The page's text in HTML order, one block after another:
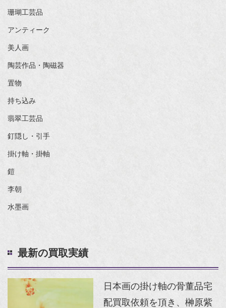
珊瑚工芸品
アンティーク
美人画
陶芸作品・陶磁器
置物
持ち込み
翡翠工芸品
釘隠し・引手
掛け軸・掛軸
鎧
李朝
水墨画
最新の買取実績
日本画の掛け軸の骨董品宅
配買取依頼を頂き、榊原紫